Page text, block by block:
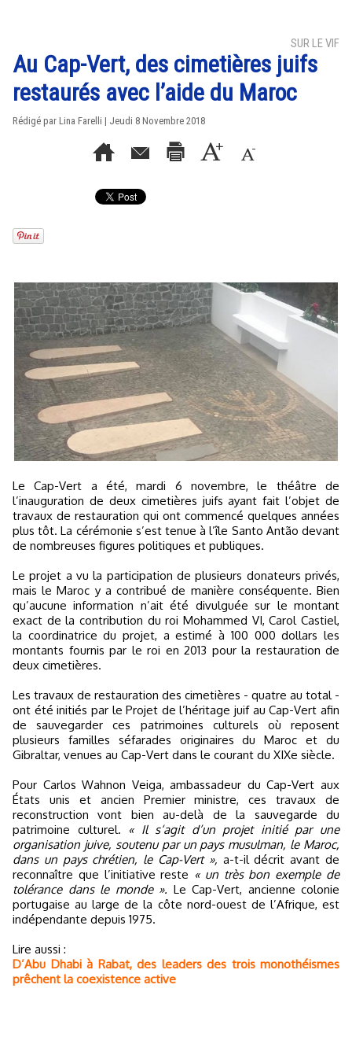
SUR LE VIF
Au Cap-Vert, des cimetières juifs
restaurés avec l’aide du Maroc
Rédigé par Lina Farelli | Jeudi 8 Novembre 2018
Le Cap-Vert a été, mardi 6 novembre, le théâtre de
l’inauguration de deux cimetières juifs ayant fait l’objet de
travaux de restauration qui ont commencé quelques années
plus tôt. La cérémonie s’est tenue à l’île Santo Antão devant
de nombreuses figures politiques et publiques.
Le projet a vu la participation de plusieurs donateurs privés,
mais le Maroc y a contribué de manière conséquente. Bien
qu’aucune information n’ait été divulguée sur le montant
exact de la contribution du roi Mohammed VI, Carol Castiel,
la coordinatrice du projet, a estimé à 100 000 dollars les
montants fournis par le roi en 2013 pour la restauration de
deux cimetières.
Les travaux de restauration des cimetières - quatre au total -
ont été initiés par le Projet de l’héritage juif au Cap-Vert afin
de sauvegarder ces patrimoines culturels où reposent
plusieurs familles séfarades originaires du Maroc et du
Gibraltar, venues au Cap-Vert dans le courant du XIXe siècle.
Pour Carlos Wahnon Veiga, ambassadeur du Cap-Vert aux
États unis et ancien Premier ministre, ces travaux de
reconstruction vont bien au-delà de la sauvegarde du
patrimoine culturel. « Il s‘agit d’un projet initié par une
organisation juive, soutenu par un pays musulman, le Maroc,
dans un pays chrétien, le Cap-Vert », a-t-il décrit avant de
reconnaître que l’initiative reste « un très bon exemple de
tolérance dans le monde ». Le Cap-Vert, ancienne colonie
portugaise au large de la côte nord-ouest de l’Afrique, est
indépendante depuis 1975.
Lire aussi :
D’Abu Dhabi à Rabat, des leaders des trois monothéismes
prêchent la coexistence active